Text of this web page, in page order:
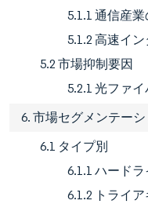
5.1.1 通信産
5.1.2 高速イ
5.2 市場抑制要因
5.2.1 光ファ
6. 市場セグメンテー
6.1 タイプ別
6.1.1 ハード
6.1.2 トライ